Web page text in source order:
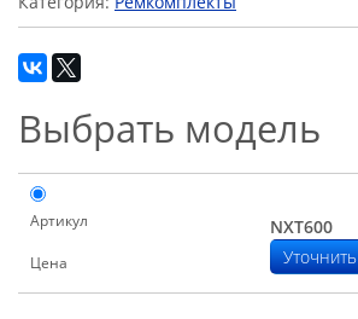
Выбрать модель
Артикул NXT600
Цена Уточнить